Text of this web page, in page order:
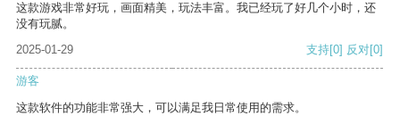
这款游戏非常好玩，画面精美，玩法丰富。我已经玩了好几个小时，还
没有玩腻。
2025-01-29
支持[0] 反对[0]
游客
这款软件的功能非常强大，可以满足我日常使用的需求。